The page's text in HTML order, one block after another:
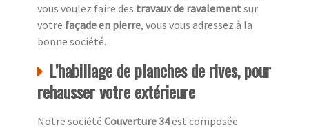
vous voulez faire des travaux de ravalementsur
votre façade en pierre, vous vous adressez à la
bonne société.
L’habillage de planches de rives, pour
rehausser votre extérieure
Notre société Couverture 34est composée